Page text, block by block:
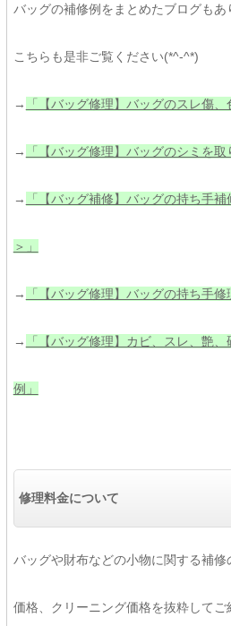
バッグの補修例をまとめたブログもあ
こちらも是非ご覧ください(*^-^*)
→ 「【バッグ修理】バッグのスレ傷、
→ 「【バッグ修理】バッグのシミを取
→ 「【バッグ補修】バッグの持ち手
＞」
→ 「【バッグ修理】バッグの持ち手修
→ 「【バッグ修理】カビ、スレ、艶
例」
修理料金について
バッグや財布などの小物に関する補
価格、クリーニング価格を抜粋してご